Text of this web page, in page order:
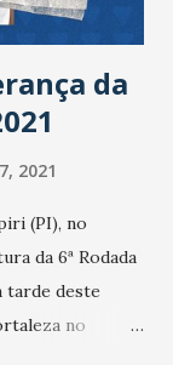
da
2021
(PI), no
da 6ª Rodada
tarde deste
no